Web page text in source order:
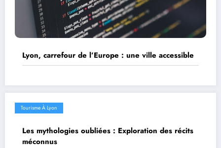
Lyon, carrefour de l’Europe : une ville accessible
Tourisme À Lyon
Les mythologies oubliées : Exploration des récits
méconnus